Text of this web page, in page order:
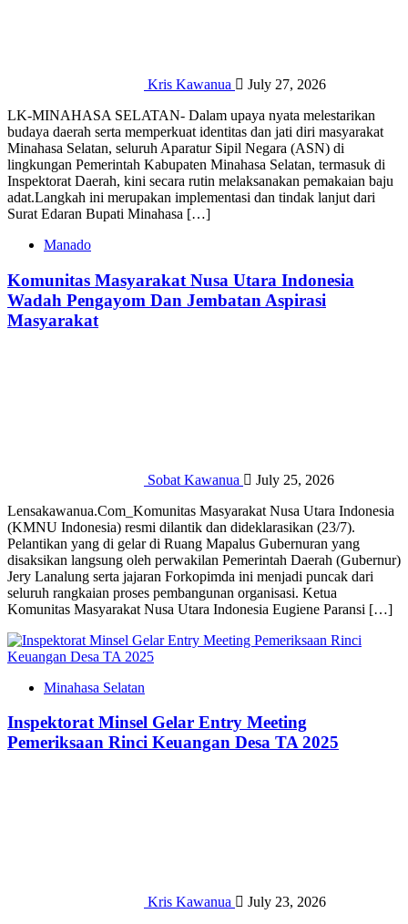
Kris Kawanua
July 27, 2026
‎‎LK-​MINAHASA SELATAN- Dalam upaya nyata melestarikan
budaya daerah serta memperkuat identitas dan jati diri masyarakat
Minahasa Selatan, seluruh Aparatur Sipil Negara (ASN) di
lingkungan Pemerintah Kabupaten Minahasa Selatan, termasuk di
Inspektorat Daerah, kini secara rutin melaksanakan pemakaian baju
adat.‎‎​Langkah ini merupakan implementasi dan tindak lanjut dari
Surat Edaran Bupati Minahasa […]
Manado
Komunitas Masyarakat Nusa Utara Indonesia
Wadah Pengayom Dan Jembatan Aspirasi
Masyarakat
Sobat Kawanua
July 25, 2026
​Lensakawanua.Com_Komunitas Masyarakat Nusa Utara Indonesia
(KMNU Indonesia) resmi dilantik dan dideklarasikan (23/7).
Pelantikan yang di gelar di Ruang Mapalus Gubernuran yang
disaksikan langsung oleh perwakilan Pemerintah Daerah (Gubernur)
Jery Lanalung serta jajaran Forkopimda ini menjadi puncak dari
seluruh rangkaian proses pembangunan organisasi. ​Ketua
Komunitas Masyarakat Nusa Utara Indonesia Eugiene Paransi […]
Minahasa Selatan
Inspektorat Minsel Gelar Entry Meeting
Pemeriksaan Rinci Keuangan Desa TA 2025
Kris Kawanua
July 23, 2026